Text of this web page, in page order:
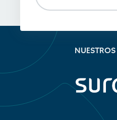
NUESTROS